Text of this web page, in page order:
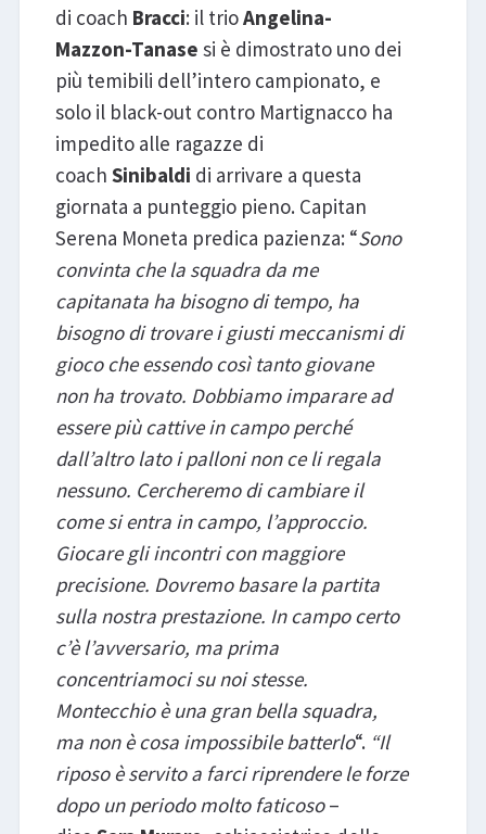
di coach Bracci: il trioAngelina-
Mazzon-Tanase si è dimostrato uno dei
più temibili dell’intero campionato, e
solo il black-out contro Martignacco ha
impedito alle ragazze di
coach Sinibaldi di arrivare a questa
giornata a punteggio pieno. Capitan
Serena Moneta predica pazienza: “Sono
convinta che la squadra da me
capitanata ha bisogno di tempo, ha
bisogno di trovare i giusti meccanismi di
gioco che essendo così tanto giovane
non ha trovato. Dobbiamo imparare ad
essere più cattive in campo perché
dall’altro lato i palloni non ce li regala
nessuno. Cercheremo di cambiare il
come si entra in campo, l’approccio.
Giocare gli incontri con maggiore
precisione. Dovremo basare la partita
sulla nostra prestazione. In campo certo
c’è l’avversario, ma prima
concentriamoci su noi stesse.
Montecchio è una gran bella squadra,
ma non è cosa impossibile batterlo“. “Il
riposo è servito a farci riprendere le forze
dopo un periodo molto faticoso–